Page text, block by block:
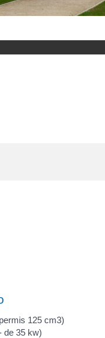
125 cm3)
de 35 kw)